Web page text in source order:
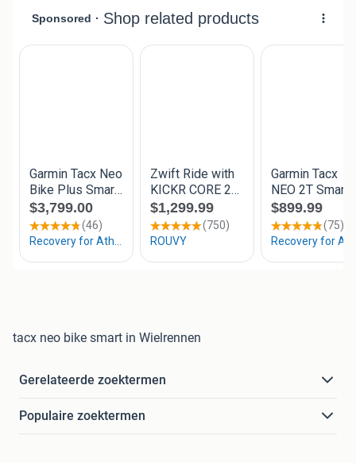
tacx neo bike smart in Wielrennen
Gerelateerde zoektermen
Populaire zoektermen